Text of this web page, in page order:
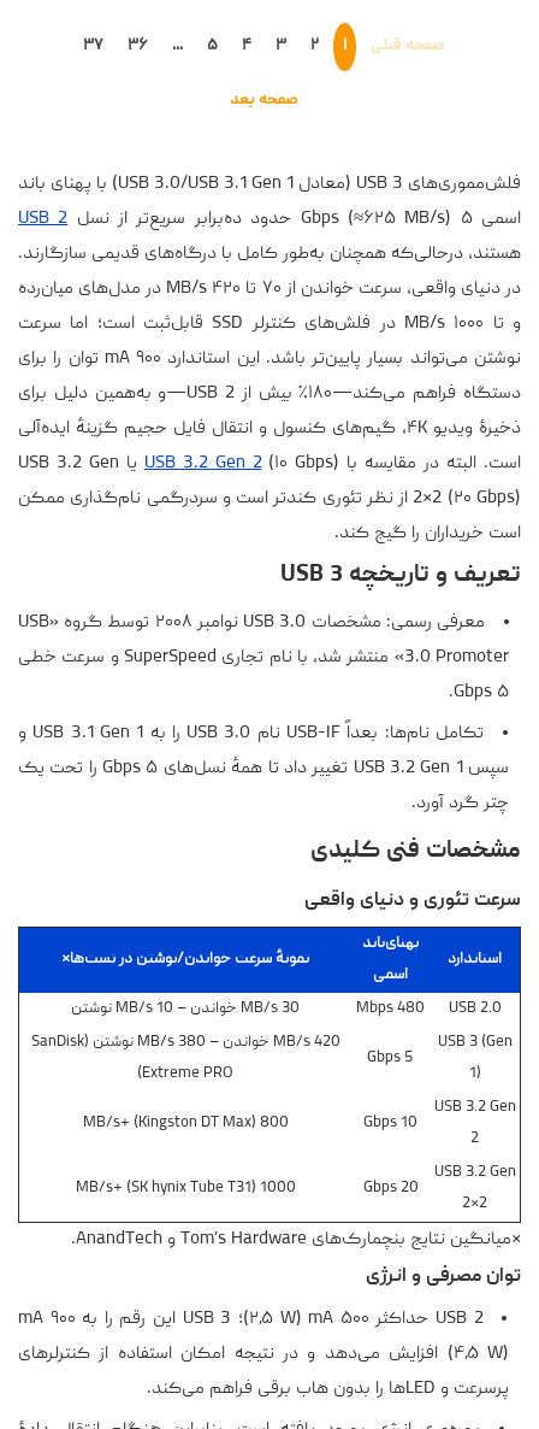
صفحه قبلی ۱ ۲ ۳ ۴ ۵ ... ۳۶ ۳۷
صفحه بعد
فلش‌مموری‌های USB 3 (معادل USB 3.0/USB 3.1 Gen 1) با پهنای باند
اسمی ۵ Gbps (≈۶۲۵ MB/s) حدود ده‌برابر سریع‌تر از نسل
USB 2
هستند، درحالی‌که همچنان به‌طور کامل با درگاه‌های قدیمی سازگارند.
در دنیای واقعی، سرعت خواندن از ۷۰ تا ۴۲۰ MB/s در مدل‌های میان‌رده
و تا ۱۰۰۰ MB/s در فلش‌های کنترلر SSD قابل‌ثبت است؛ اما سرعت
نوشتن می‌تواند بسیار پایین‌تر باشد. این استاندارد ۹۰۰ mA توان را برای
دستگاه فراهم می‌کند—۱۸۰٪ بیش از USB 2—و به‌همین دلیل برای
ذخیرهٔ ویدیو ۴K، گیم‌های کنسول و انتقال فایل حجیم گزینهٔ ایده‌آلی
است. البته در مقایسه با
USB 3.2 Gen 2
(۱۰ Gbps) یا USB 3.2 Gen
2×2 (۲۰ Gbps) از نظر تئوری کندتر است و سردرگمی نام‌گذاری ممکن
است خریداران را گیج کند.
تعریف و تاریخچه USB 3
معرفی رسمی: مشخصات USB 3.0 نوامبر ۲۰۰۸ توسط گروه «USB
3.0 Promoter» منتشر شد، با نام تجاری SuperSpeed و سرعت خطی
۵ Gbps.
تکامل نام‌ها: بعداً USB-IF نام USB 3.0 را به USB 3.1 Gen 1 و
سپس USB 3.2 Gen 1 تغییر داد تا همهٔ نسل‌های ۵ Gbps را تحت یک
چتر گرد آورد.
مشخصات فنی کلیدی
سرعت تئوری و دنیای واقعی
استاندارد
پهنای‌باند
اسمی
نمونهٔ سرعت خواندن/نوشتن در تست‌ها*
USB 2.0
480 Mbps
30 MB/s خواندن – 10 MB/s نوشتن
USB 3 (Gen
1)
5 Gbps
420 MB/s خواندن – 380 MB/s نوشتن (SanDisk
Extreme PRO)
USB 3.2 Gen
2
10 Gbps
800 MB/s+ (Kingston DT Max)
USB 3.2 Gen
2×2
20 Gbps
1000 MB/s+ (SK hynix Tube T31)
*میانگین نتایج بنچمارک‌های Tom’s Hardware و AnandTech.
توان مصرفی و انرژی
USB 2 حداکثر ۵۰۰ mA (۲٫۵ W)؛ USB 3 این رقم را به ۹۰۰ mA
(۴٫۵ W) افزایش می‌دهد و در نتیجه امکان استفاده از کنترلرهای
پرسرعت و LEDها را بدون هاب برقی فراهم می‌کند.